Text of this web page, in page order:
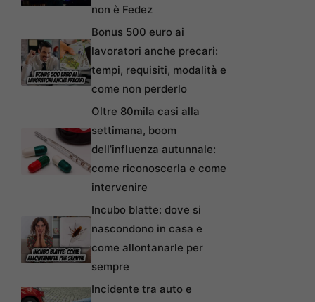
non è Fedez
Bonus 500 euro ai
lavoratori anche precari:
tempi, requisiti, modalità e
come non perderlo
Oltre 80mila casi alla
settimana, boom
dell’influenza autunnale:
come riconoscerla e come
intervenire
Incubo blatte: dove si
nascondono in casa e
come allontanarle per
sempre
Incidente tra auto e